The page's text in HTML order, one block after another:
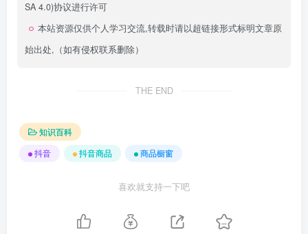
SA 4.0)协议进行许可
本站资源仅供个人学习交流,转载时请以超链接形式标明文章原
始出处,（如有侵权联系删除）
THE END
知识百科
抖音
抖音商品 商品橱窗
喜欢就支持一下吧